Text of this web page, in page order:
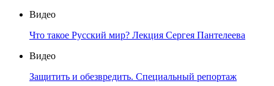
Видео
Что такое Русский мир? Лекция Сергея Пантелеева
Видео
Защитить и обезвредить. Специальный репортаж